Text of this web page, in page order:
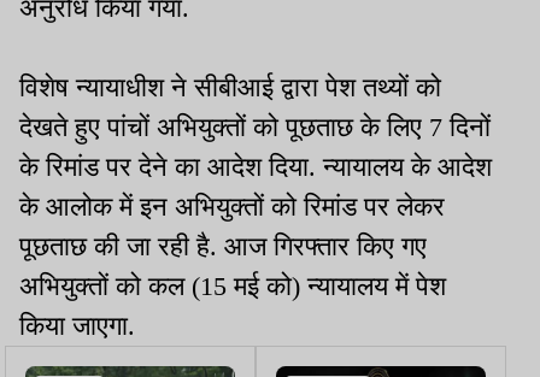
अनुरोध किया गया.
विशेष न्यायाधीश ने सीबीआई द्वारा पेश तथ्यों को
देखते हुए पांचों अभियुक्तों को पूछताछ के लिए 7 दिनों
के रिमांड पर देने का आदेश दिया. न्यायालय के आदेश
के आलोक में इन अभियुक्तों को रिमांड पर लेकर
पूछताछ की जा रही है. आज गिरफ्तार किए गए
अभियुक्तों को कल (15 मई को) न्यायालय में पेश
किया जाएगा.